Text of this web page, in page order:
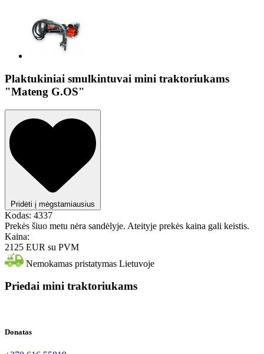
Plaktukiniai smulkintuvai mini traktoriukams
"Mateng G.OS"
Pridėti į mėgstamiausius
Kodas: 4337
Prekės šiuo metu nėra sandėlyje. Ateityje prekės kaina gali keistis.
Kaina:
2125 EUR su PVM
Nemokamas pristatymas Lietuvoje
Priedai mini traktoriukams
Donatas